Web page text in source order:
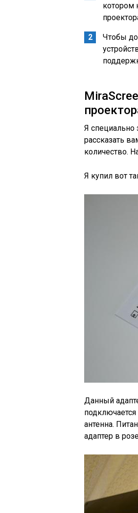
котором
Чтобы
Я специально
рассказать
количество.
Я купил вот
Данный
антенна.
адаптер в